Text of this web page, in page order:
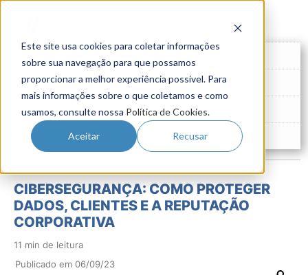
Este site usa cookies para coletar informações
sobre sua navegação para que possamos
proporcionar a melhor experiência possível. Para
mais informações sobre o que coletamos e como
usamos, consulte nossa Política de Cookies.
Aceitar Recusar
Gestão de Talentos
Novo Emprego
Pesquisas
CIBERSEGURANÇA: COMO PROTEGER
DADOS, CLIENTES E A REPUTAÇÃO
CORPORATIVA
11 min de leitura
Publicado em 06/09/23